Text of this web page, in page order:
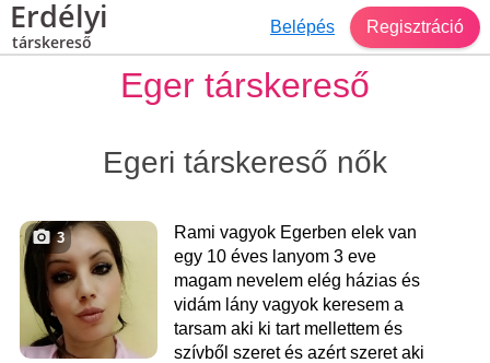
Erdélyi
társkereső
Belépés Regisztráció
Eger társkereső
Egeri társkereső nők
3
Rami vagyok Egerben elek van
egy 10 éves lanyom 3 eve
magam nevelem elég házias és
vidám lány vagyok keresem a
tarsam aki ki tart mellettem és
szívből szeret és azért szeret aki